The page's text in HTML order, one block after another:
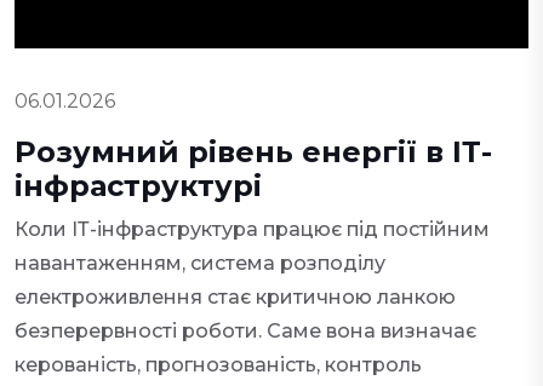
06.01.2026
Розумний рівень енергії в ІТ-
інфраструктурі
Коли ІТ-інфраструктура працює під постійним
навантаженням, система розподілу
електроживлення стає критичною ланкою
безперервності роботи. Саме вона визначає
керованість, прогнозованість, контроль